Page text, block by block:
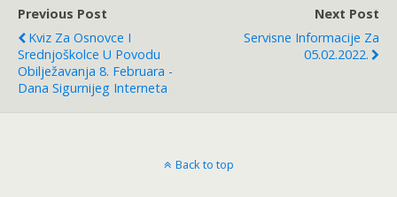
Previous Post
Kviz Za Osnovce I
Srednjoškolce U Povodu
Obilježavanja 8. Februara -
Dana Sigurnijeg Interneta
Next Post
Servisne Informacije Za
05.02.2022.
Back to top